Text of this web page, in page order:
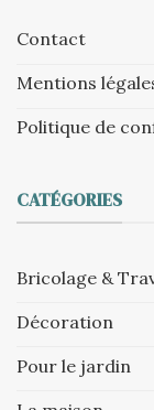
Contact
Mentions
Politique de
CATÉGORIES
Bricolage &
Décoration
Pour le jardin